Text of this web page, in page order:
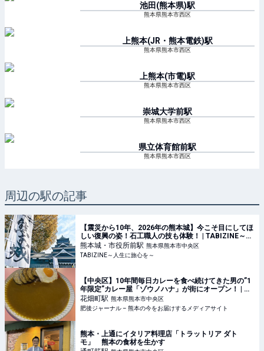
池田(熊本県)駅
熊本県熊本市西区
上熊本(JR・熊本電鉄)駅
熊本県熊本市西区
上熊本(市電)駅
熊本県熊本市西区
崇城大学前駅
熊本県熊本市西区
県立体育館前駅
熊本県熊本市西区
周辺の駅の記事
【震災から10年、2026年の熊本城】今こそ目にしてほ
しい復興の姿！石工職人の技も体験！ | TABIZINE～人
生に旅心を～
熊本城・市役所前駅 熊本県熊本市中央区
TABIZINE～人生に旅心を～
【中央区】10年間毎日カレーを食べ続けてきた男の”1
年限定”カレー屋「ゾウノハナ」が街にオープン！ | 肥
後ジャーナル – 熊本の今をお届けするメディアサイト
花畑町駅 熊本県熊本市中央区
肥後ジャーナル – 熊本の今をお届けするメディアサイト
熊本・上通にイタリア料理店「トラットリア ダト
モ」 熊本の食材を生かす